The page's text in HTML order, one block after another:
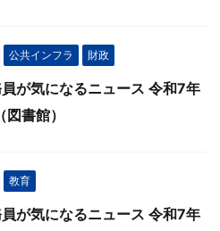
公共インフラ 財政
が気になるニュース 令和7年
書館）
教育
が気になるニュース 令和7年